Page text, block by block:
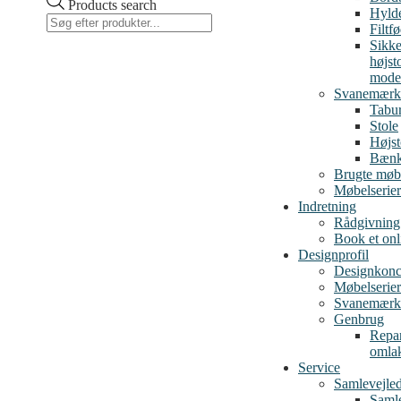
Products search
Stole
Brugte
Møbelserier
Indretning
Rådgivning
Book et
Designprofil
Møbelserier
Genbrug
Service